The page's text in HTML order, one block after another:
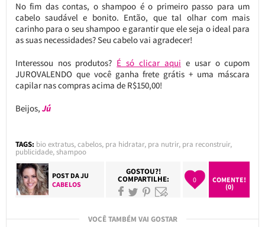
No fim das contas, o shampoo é o primeiro passo para um
cabelo saudável e bonito. Então, que tal olhar com mais
carinho para o seu shampoo e garantir que ele seja o ideal para
as suas necessidades? Seu cabelo vai agradecer!
Interessou nos produtos? É só clicar aqui e usar o cupom
JUROVALENDO que você ganha frete grátis + uma máscara
capilar nas compras acima de R$150,00!
Beijos, Jú
TAGS: bio extratus,cabelos, pra hidratar, pra nutrir, pra reconstruir,
publicidade,shampoo
POST DAJU
CABELOS
GOSTOU?!
COMPARTILHE: 0
COMENTE!
(0)
VOCÊ TAMBÉM VAI GOSTAR